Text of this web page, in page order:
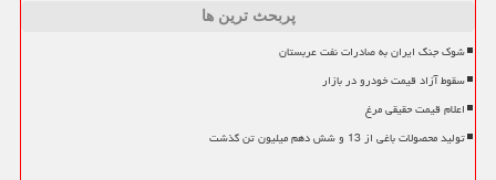
پربحث ترین ها
شوک جنگ ایران به صادرات نفت عربستان
سقوط آزاد قیمت خودرو در بازار
اعلام قیمت حقیقی مرغ
تولید محصولات باغی از 13 و شش دهم میلیون تن گذشت